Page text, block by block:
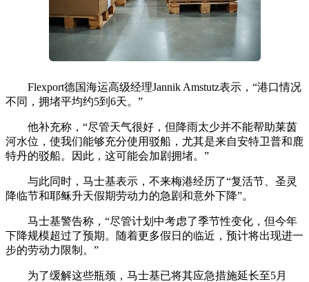
Flexport德国海运高级经理Jannik Amstutz表示，“港口情况
不同，拥堵平均约5到6天。”
他补充称，“尽管天气很好，但降雨太少并不能帮助莱茵
河水位，使我们能够充分使用驳船，尤其是来自安特卫普和鹿
特丹的驳船。因此，这可能会加剧拥堵。”
与此同时，马士基表示，不来梅港经历了“复活节、圣灵
降临节和耶稣升天假期劳动力的急剧和意外下降”。
马士基警告称，“尽管计划中考虑了季节性变化，但今年
下降规模超过了预期。随着更多假日的临近，预计将出现进一
步的劳动力限制。”
为了缓解这些瓶颈，马士基已将其应急措施延长至5月